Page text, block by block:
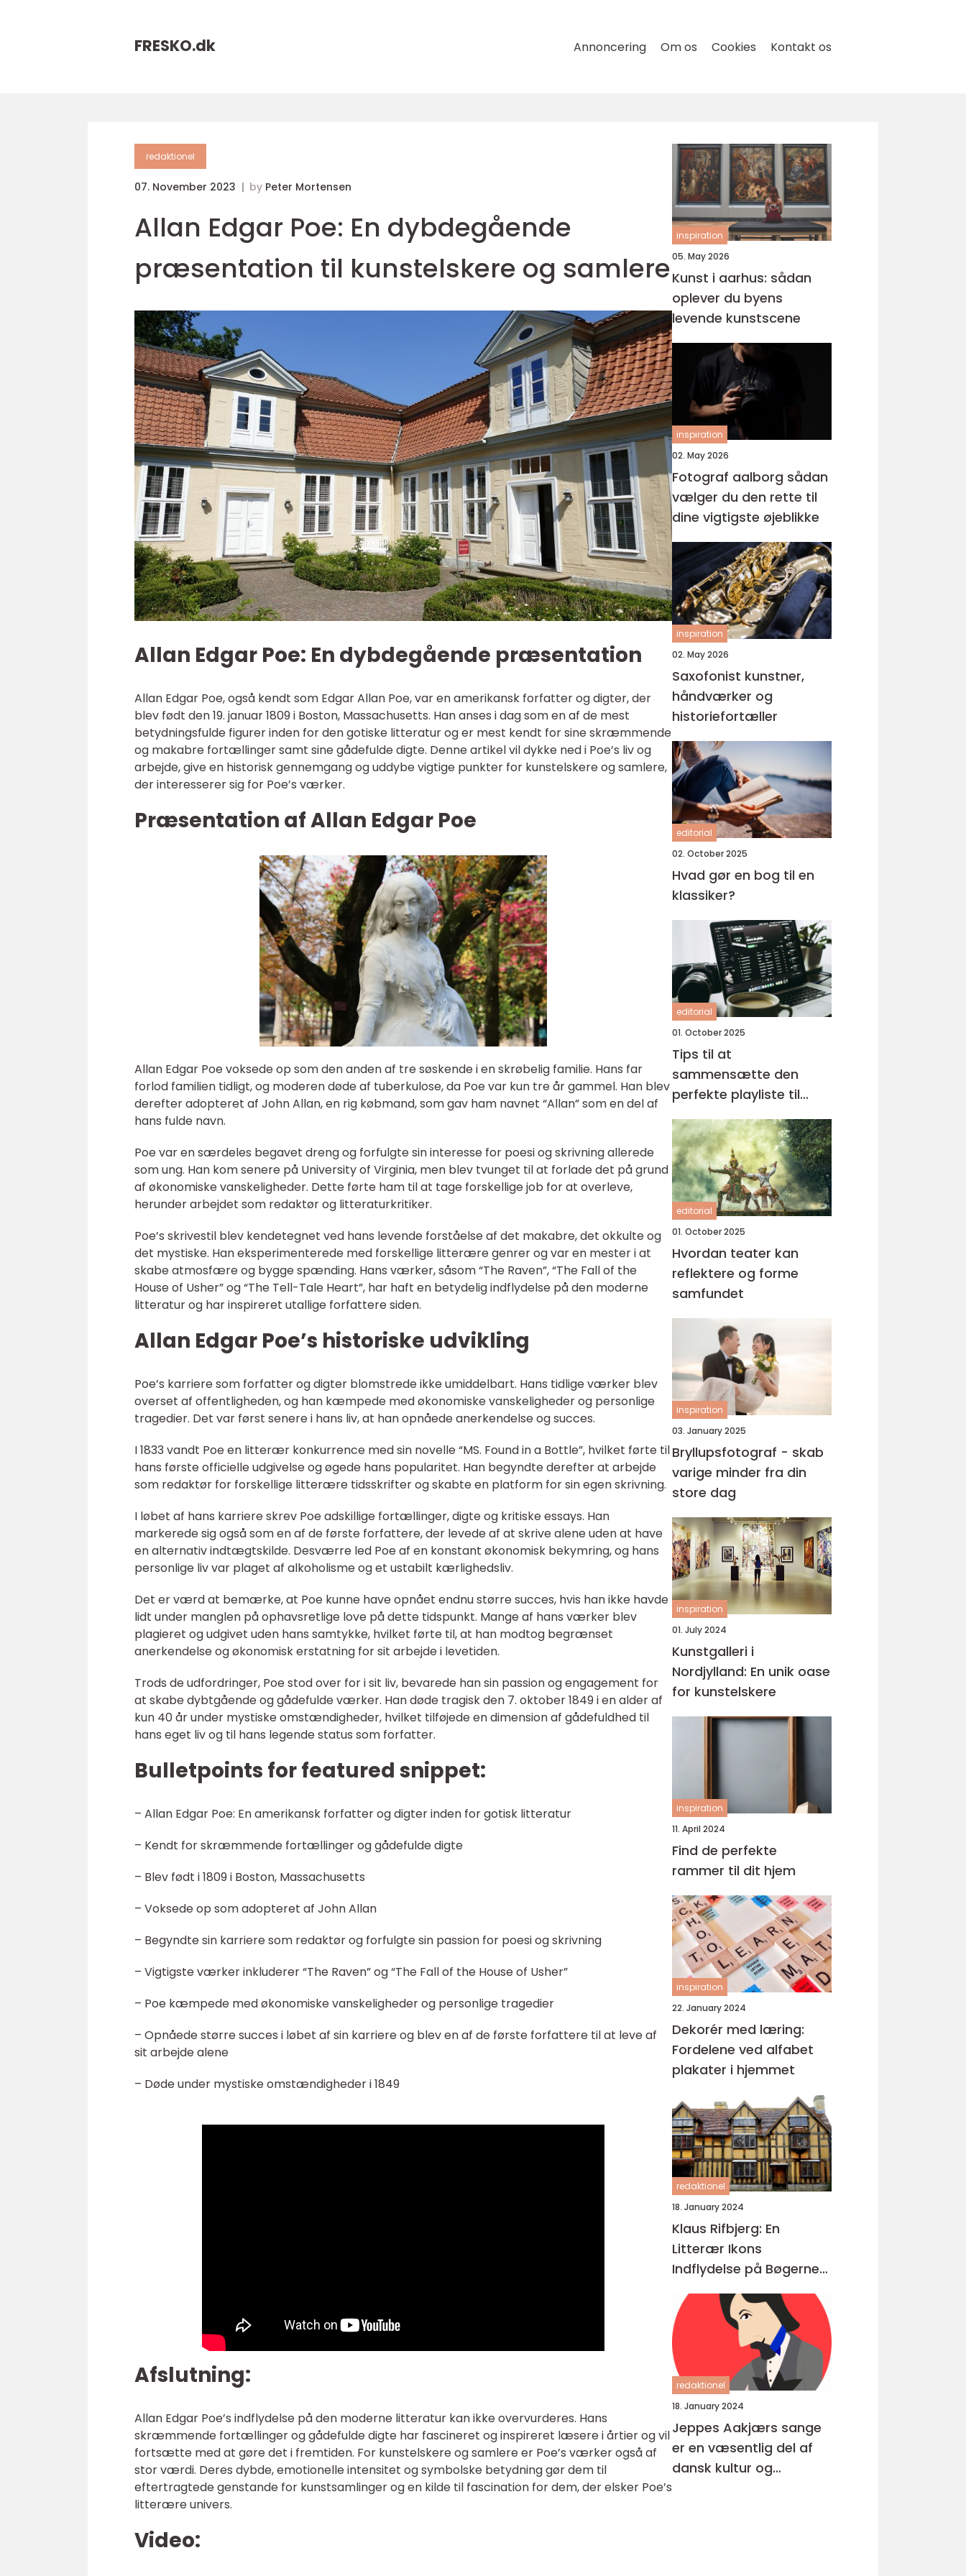
FRESKO.dk Annoncering Om os Cookies Kontakt os
redaktionel
07. November 2023 by Peter Mortensen
Allan Edgar Poe: En dybdegående
præsentation til kunstelskere og samlere
Allan Edgar Poe: En dybdegående præsentation
Allan Edgar Poe, også kendt som Edgar Allan Poe, var en amerikansk forfatter og digter, der
blev født den 19. januar 1809 i Boston, Massachusetts. Han anses i dag som en af de mest
betydningsfulde figurer inden for den gotiske litteratur og er mest kendt for sine skræmmende
og makabre fortællinger samt sine gådefulde digte. Denne artikel vil dykke ned i Poe’s liv og
arbejde, give en historisk gennemgang og uddybe vigtige punkter for kunstelskere og samlere,
der interesserer sig for Poe’s værker.
Præsentation af Allan Edgar Poe
Allan Edgar Poe voksede op som den anden af tre søskende i en skrøbelig familie. Hans far
forlod familien tidligt, og moderen døde af tuberkulose, da Poe var kun tre år gammel. Han blev
derefter adopteret af John Allan, en rig købmand, som gav ham navnet “Allan” som en del af
hans fulde navn.
Poe var en særdeles begavet dreng og forfulgte sin interesse for poesi og skrivning allerede
som ung. Han kom senere på University of Virginia, men blev tvunget til at forlade det på grund
af økonomiske vanskeligheder. Dette førte ham til at tage forskellige job for at overleve,
herunder arbejdet som redaktør og litteraturkritiker.
Poe’s skrivestil blev kendetegnet ved hans levende forståelse af det makabre, det okkulte og
det mystiske. Han eksperimenterede med forskellige litterære genrer og var en mester i at
skabe atmosfære og bygge spænding. Hans værker, såsom “The Raven”, “The Fall of the
House of Usher” og “The Tell-Tale Heart”, har haft en betydelig indflydelse på den moderne
litteratur og har inspireret utallige forfattere siden.
Allan Edgar Poe’s historiske udvikling
Poe’s karriere som forfatter og digter blomstrede ikke umiddelbart. Hans tidlige værker blev
overset af offentligheden, og han kæmpede med økonomiske vanskeligheder og personlige
tragedier. Det var først senere i hans liv, at han opnåede anerkendelse og succes.
I 1833 vandt Poe en litterær konkurrence med sin novelle “MS. Found in a Bottle”, hvilket førte til
hans første officielle udgivelse og øgede hans popularitet. Han begyndte derefter at arbejde
som redaktør for forskellige litterære tidsskrifter og skabte en platform for sin egen skrivning.
I løbet af hans karriere skrev Poe adskillige fortællinger, digte og kritiske essays. Han
markerede sig også som en af de første forfattere, der levede af at skrive alene uden at have
en alternativ indtægtskilde. Desværre led Poe af en konstant økonomisk bekymring, og hans
personlige liv var plaget af alkoholisme og et ustabilt kærlighedsliv.
Det er værd at bemærke, at Poe kunne have opnået endnu større succes, hvis han ikke havde
lidt under manglen på ophavsretlige love på dette tidspunkt. Mange af hans værker blev
plagieret og udgivet uden hans samtykke, hvilket førte til, at han modtog begrænset
anerkendelse og økonomisk erstatning for sit arbejde i levetiden.
Trods de udfordringer, Poe stod over for i sit liv, bevarede han sin passion og engagement for
at skabe dybtgående og gådefulde værker. Han døde tragisk den 7. oktober 1849 i en alder af
kun 40 år under mystiske omstændigheder, hvilket tilføjede en dimension af gådefuldhed til
hans eget liv og til hans legende status som forfatter.
Bulletpoints for featured snippet:
– Allan Edgar Poe: En amerikansk forfatter og digter inden for gotisk litteratur
– Kendt for skræmmende fortællinger og gådefulde digte
– Blev født i 1809 i Boston, Massachusetts
– Voksede op som adopteret af John Allan
– Begyndte sin karriere som redaktør og forfulgte sin passion for poesi og skrivning
– Vigtigste værker inkluderer “The Raven” og “The Fall of the House of Usher”
– Poe kæmpede med økonomiske vanskeligheder og personlige tragedier
– Opnåede større succes i løbet af sin karriere og blev en af de første forfattere til at leve af
sit arbejde alene
– Døde under mystiske omstændigheder i 1849
Afslutning:
Allan Edgar Poe’s indflydelse på den moderne litteratur kan ikke overvurderes. Hans
skræmmende fortællinger og gådefulde digte har fascineret og inspireret læsere i årtier og vil
fortsætte med at gøre det i fremtiden. For kunstelskere og samlere er Poe’s værker også af
stor værdi. Deres dybde, emotionelle intensitet og symbolske betydning gør dem til
eftertragtede genstande for kunstsamlinger og en kilde til fascination for dem, der elsker Poe’s
litterære univers.
Video:
inspiration
05. May 2026
Kunst i aarhus: sådan
oplever du byens
levende kunstscene
inspiration
02. May 2026
Fotograf aalborg sådan
vælger du den rette til
dine vigtigste øjeblikke
inspiration
02. May 2026
Saxofonist kunstner,
håndværker og
historiefortæller
editorial
02. October 2025
Hvad gør en bog til en
klassiker?
editorial
01. October 2025
Tips til at
sammensætte den
perfekte playliste til
enhver lejlighed
editorial
01. October 2025
Hvordan teater kan
reflektere og forme
samfundet
inspiration
03. January 2025
Bryllupsfotograf - skab
varige minder fra din
store dag
inspiration
01. July 2024
Kunstgalleri i
Nordjylland: En unik oase
for kunstelskere
inspiration
11. April 2024
Find de perfekte
rammer til dit hjem
inspiration
22. January 2024
Dekorér med læring:
Fordelene ved alfabet
plakater i hjemmet
redaktionel
18. January 2024
Klaus Rifbjerg: En
Litterær Ikons
Indflydelse på Bøgerne
Igennem Tiderne
redaktionel
18. January 2024
Jeppes Aakjærs sange
er en væsentlig del af
dansk kultur og